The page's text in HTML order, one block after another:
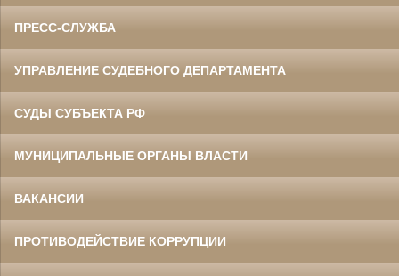
ПРЕСС-СЛУЖБА
УПРАВЛЕНИЕ СУДЕБНОГО ДЕПАРТАМЕНТА
СУДЫ СУБЪЕКТА РФ
МУНИЦИПАЛЬНЫЕ ОРГАНЫ ВЛАСТИ
ВАКАНСИИ
ПРОТИВОДЕЙСТВИЕ КОРРУПЦИИ